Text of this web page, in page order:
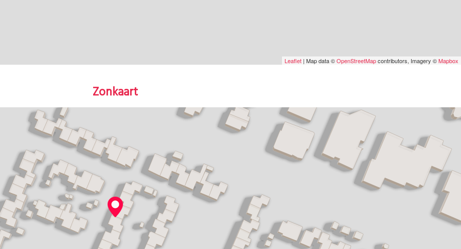
Leaflet | Map data ©OpenStreetMapcontributors, Imagery ©Mapbox
Zonkaart